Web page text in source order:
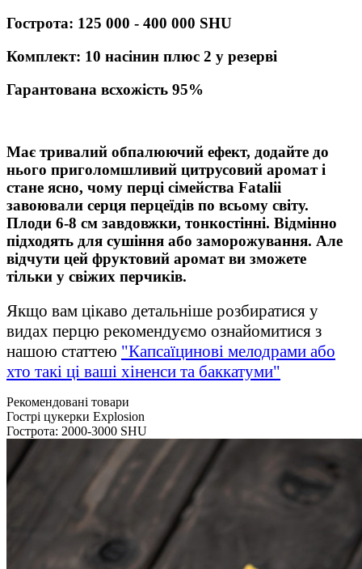
Гострота: 125 000 - 400 000 SHU
Комплект: 10 насінин плюс 2 у резерві
Гарантована всхожість 95%
Має тривалий обпалюючий ефект, додайте до
нього приголомшливий цитрусовий аромат і
стане ясно, чому перці сімейства Fatalii
завоювали серця перцеїдів по всьому світу.
Плоди 6-8 см завдовжки, тонкостінні. Відмінно
підходять для сушіння або заморожування. Але
відчути цей фруктовий аромат ви зможете
тільки у свіжих перчиків.
Якщо вам цікаво детальніше розбиратися у
видах перцю рекомендуємо ознайомитися з
нашою статтею "Капсаїцинові мелодрами або
хто такі ці ваші хіненси та баккатуми"
Рекомендовані товари
Гострі цукерки Explosion
Гострота: 2000-3000 SHU